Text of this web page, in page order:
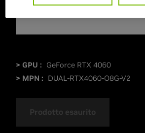
> GPU : GeForce RTX 4060
> MPN : DUAL-RTX4060-O8G-V2
Prodotto esaurito